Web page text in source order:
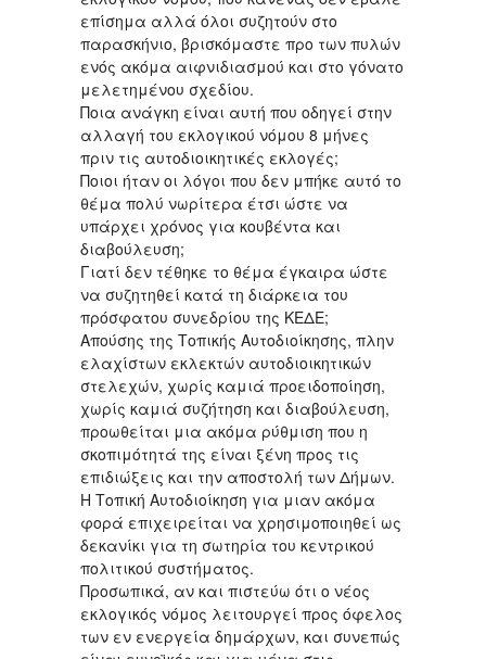
επίσημα αλλά όλοι συζητούν στο
παρασκήνιο, βρισκόμαστε προ των πυλών
ενός ακόμα αιφνιδιασμού και στο γόνατο
μελετημένου σχεδίου.
Ποια ανάγκη είναι αυτή που οδηγεί στην
αλλαγή του εκλογικού νόμου 8 μήνες
πριν τις αυτοδιοικητικές εκλογές;
Ποιοι ήταν οι λόγοι που δεν μπήκε αυτό το
θέμα πολύ νωρίτερα έτσι ώστε να
υπάρχει χρόνος για κουβέντα και
διαβούλευση;
Γιατί δεν τέθηκε το θέμα έγκαιρα ώστε
να συζητηθεί κατά τη διάρκεια του
πρόσφατου συνεδρίου της ΚΕΔΕ;
Απούσης της Τοπικής Αυτοδιοίκησης, πλην
ελαχίστων εκλεκτών αυτοδιοικητικών
στελεχών, χωρίς καμιά προειδοποίηση,
χωρίς καμιά συζήτηση και διαβούλευση,
προωθείται μια ακόμα ρύθμιση που η
σκοπιμότητά της είναι ξένη προς τις
επιδιώξεις και την αποστολή των Δήμων.
Η Τοπική Αυτοδιοίκηση για μιαν ακόμα
φορά επιχειρείται να χρησιμοποιηθεί ως
δεκανίκι για τη σωτηρία του κεντρικού
πολιτικού συστήματος.
Προσωπικά, αν και πιστεύω ότι ο νέος
εκλογικός νόμος λειτουργεί προς όφελος
των εν ενεργεία δημάρχων, και συνεπώς